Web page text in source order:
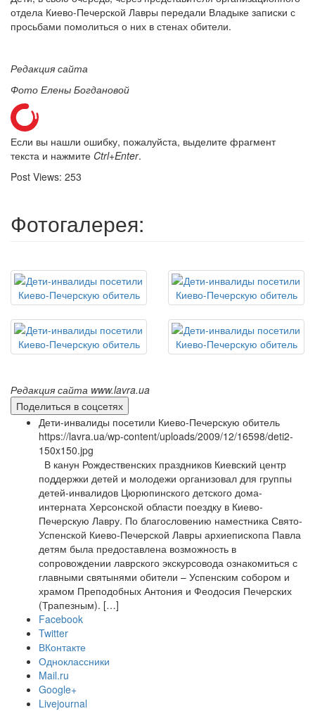
отдела Киево-Печерской Лавры передали Владыке записки с
просьбами помолиться о них в стенах обители.
Редакция сайта
Фото Елены Богдановой
Если вы нашли ошибку, пожалуйста, выделите фрагмент
текста и нажмите Ctrl+Enter.
Post Views: 253
Фотогалерея:
Редакция сайта www.lavra.ua
Поделиться в соцсетях
Дети-инвалиды посетили Киево-Печерскую обитель
https://lavra.ua/wp-content/uploads/2009/12/16598/deti2-
150x150.jpg
В канун Рождественских праздников Киевский центр
поддержки детей и молодежи организовал для группы
детей-инвалидов Цюрюпинского детского дома-
интерната Херсонской области поездку в Киево-
Печерскую Лавру. По благословению наместника Свято-
Успенской Киево-Печерской Лавры архиепископа Павла
детям была предоставлена возможность в
сопровождении лаврского экскурсовода ознакомиться с
главными святынями обители – Успенским собором и
храмом Преподобных Антония и Феодосия Печерских
(Трапезным). […]
Facebook
Twitter
ВКонтакте
Одноклассники
Mail.ru
Google+
Livejournal